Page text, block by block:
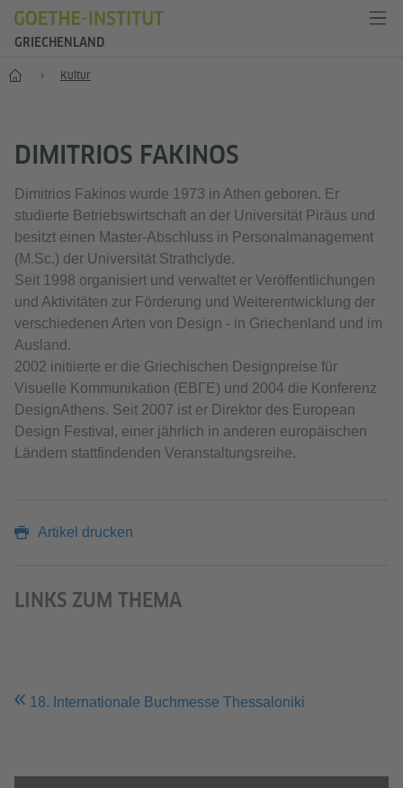
GRIECHENLAND
Start Kultur
​DIMITRIOS FAKINOS
Dimitrios Fakinos wurde 1973 in Athen geboren. Er
studierte Betriebswirtschaft an der Universität Piräus und
besitzt einen Master-Abschluss in Personalmanagement
(M.Sc.) der Universität Strathclyde.
Seit 1998 organisiert und verwaltet er Veröffentlichungen
und Aktivitäten zur Förderung und Weiterentwicklung der
verschiedenen Arten von Design - in Griechenland und im
Ausland.
2002 initiierte er die Griechischen Designpreise für
Visuelle Kommunikation (EΒΓΕ) und 2004 die Konferenz
DesignAthens. Seit 2007 ist er Direktor des European
Design Festival, einer jährlich in anderen europäischen
Ländern stattfindenden Veranstaltungsreihe.
Artikel drucken
LINKS ZUM THEMA
18. Internationale Buchmesse Thessaloniki